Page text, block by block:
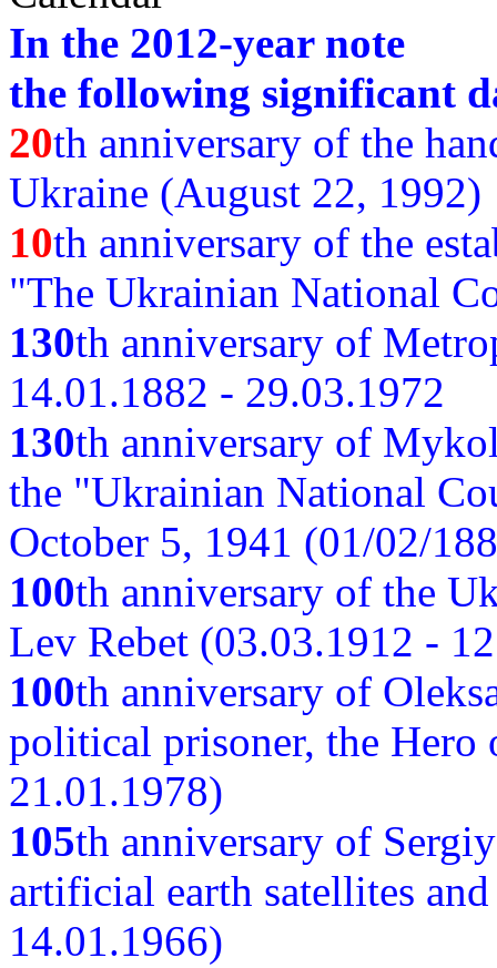
In the 2012-year note
the following significant
20th anniversary of the
Ukraine (August 22, 1992)
10th anniversary of the
"The Ukrainian National
130th anniversary of
14.01.1882 - 29.03.1972
130th anniversary of
the "Ukrainian National
October 5, 1941 (01/02/
100th anniversary of the
Lev Rebet (03.03.1912 -
100th anniversary of
political prisoner, the
21.01.1978)
105th anniversary of
artificial earth satellites
14.01.1966)